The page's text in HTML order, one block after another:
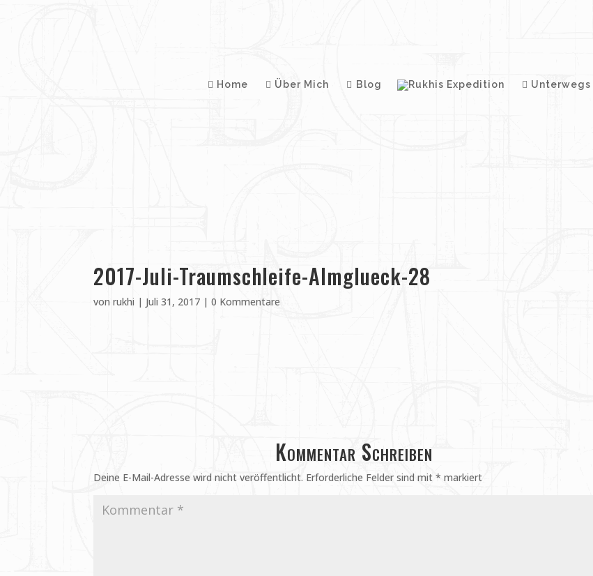
Home Über Mich Blog Unterwegs
2017-Juli-Traumschleife-Almglueck-28
vonrukhi | Juli 31, 2017 |0 Kommentare
Kommentar Schreiben
Deine E-Mail-Adresse wird nicht veröffentlicht. Erforderliche Felder sind mit* markiert